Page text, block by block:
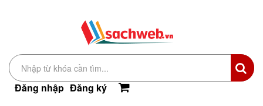
Đăng nhập Đăng ký